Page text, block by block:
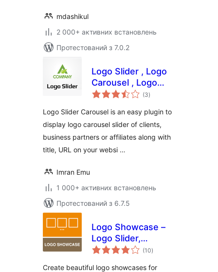
mdashikul
2 000+ активних встановлень
Протестований з 7.0.2
Logo Slider , Logo
Carousel , Logo
showcase , Client
(3загальний
рейтинг
)
Logo Slider Carousel is an easy plugin to
display logo carousel slider of clients,
business partners or affiliates along with
title, URL on your websi …
Imran Emu
1 000+ активних встановлень
Протестований з 6.7.5
Logo Showcase –
Logo Slider,
Carousel &
(10загальний
рейтинг
)
Create beautiful logo showcases for